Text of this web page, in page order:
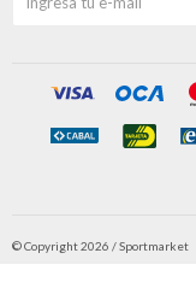
© Copyright 2026 / Sportmarket